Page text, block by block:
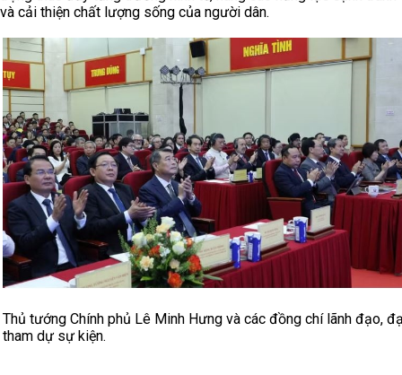
và cải thiện chất lượng sống của người dân.
Thủ tướng Chính phủ Lê Minh Hưng và các đồng chí lãnh đạo,
tham dự sự kiện.